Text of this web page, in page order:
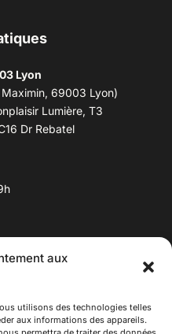
aux
utilisons des technologies telles
aux informations des appareils.
Lyon
69003 Lyon)
Lumière, T3
Dr Rebatel